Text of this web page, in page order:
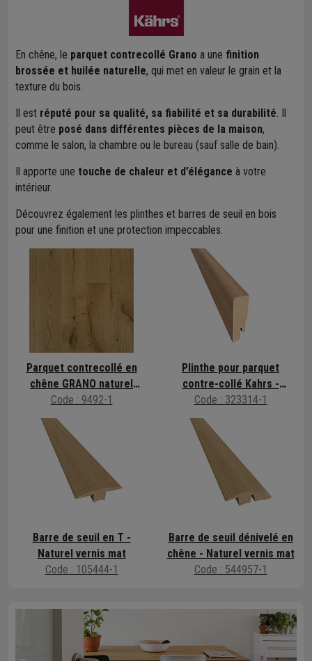
En chêne, le parquet contrecollé Grano a une finition
brossée et huilée naturelle, qui met en valeur le grain et la
texture du bois.
Il est réputé pour sa qualité, sa fiabilité et sa durabilité. Il
peut être posé dans différentes pièces de la maison,
comme le salon, la chambre ou le bureau (sauf salle de bain).
Il apporte une touche de chaleur et d’élégance à votre
intérieur.
Découvrez également les plinthes et barres de seuil en bois
pour une finition et une protection impeccables.
Parquet contrecollé en
chêne GRANO naturel
brossé huilé
Code : 9492-1
Plinthe pour parquet
contre-collé Kahrs -
Naturel vernis mat
Code : 323314-1
Barre de seuil en T -
Naturel vernis mat
Code : 105444-1
Barre de seuil dénivelé en
chêne - Naturel vernis mat
Code : 544957-1